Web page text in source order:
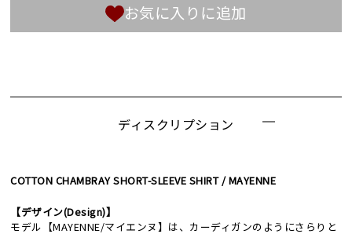
お気に入りに追加
ディスクリプション
COTTON CHAMBRAY SHORT-SLEEVE SHIRT / MAYENNE
【デザイン(Design)】
モデル【MAYENNE/マイエンヌ】は、カーディガンのようにさらりと